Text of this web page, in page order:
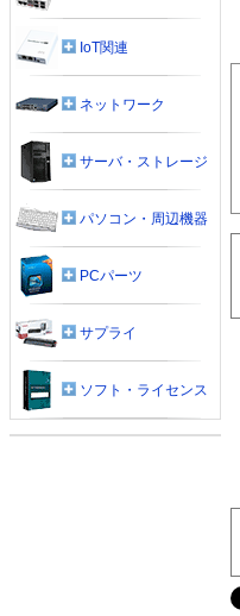
IoT関連
ネットワーク
サーバ・ストレージ
パソコン・周辺機器
PCパーツ
サプライ
ソフト・ライセンス